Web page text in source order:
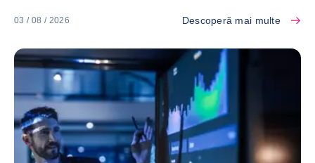
03 / 08 / 2026 Descoperă mai multe